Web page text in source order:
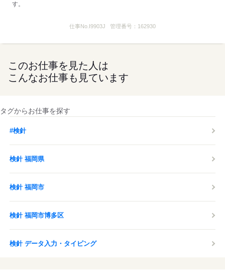
す。
仕事No. I9903J 管理番号： 162930
このお仕事を見た人は
こんなお仕事も見ています
タグからお仕事を探す
#検針
検針 福岡県
検針 福岡市
検針 福岡市博多区
検針 データ入力・タイピング